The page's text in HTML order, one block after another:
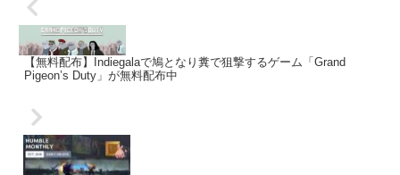
【無料配布】Indiegalaで鳩となり糞で狙撃するゲーム「Grand
Pigeon’s Duty」が無料配布中